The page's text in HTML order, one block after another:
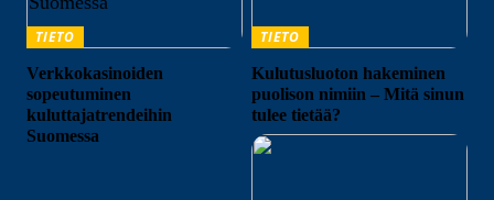
TIETO
Verkkokasinoiden
sopeutuminen
kuluttajatrendeihin
Suomessa
TIETO
Kulutusluoton hakeminen
puolison nimiin – Mitä sinun
tulee tietää?